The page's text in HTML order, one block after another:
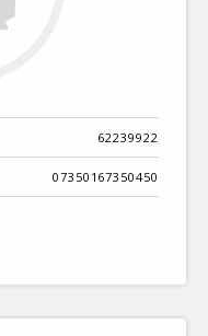
62239922
07350167350450